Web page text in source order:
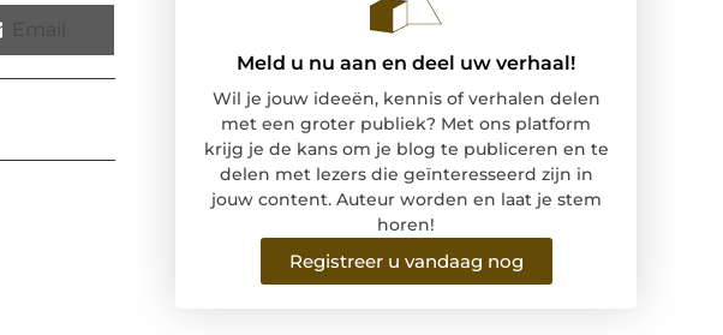
Meld u nu aan en deel uw verhaal!
Wil je jouw ideeën, kennis of verhalen delen
met een groter publiek? Met ons platform
krijg je de kans om je blog te publiceren en te
delen met lezers die geïnteresseerd zijn in
jouw content. Auteur worden en laat je stem
horen!
Registreer u vandaag nog